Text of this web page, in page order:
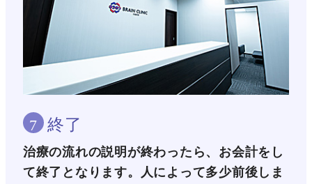
7 終了
治療の流れの説明が終わったら、お会計をし
て終了となります。人によって多少前後しま